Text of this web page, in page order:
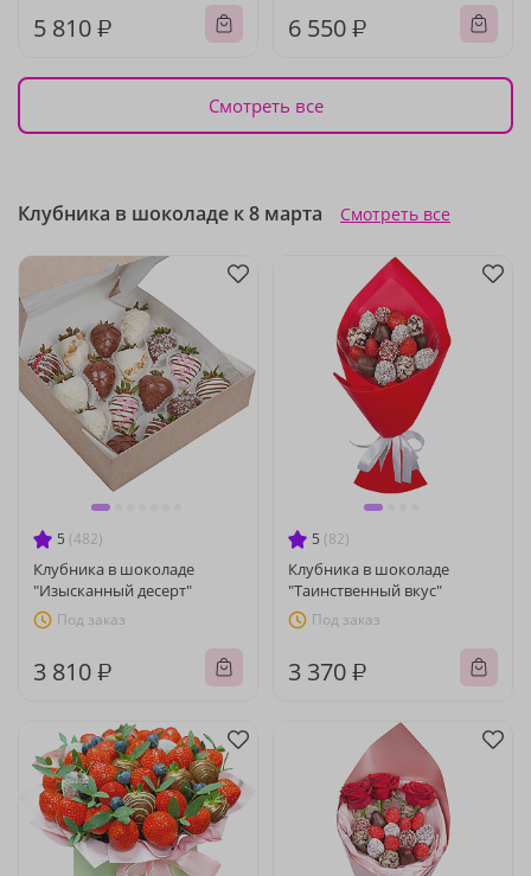
5 810 ₽ 6 550 ₽
Смотреть все
Клубника в шоколаде к 8 марта Смотреть все
5 (482)
Клубника в шоколаде
"Изысканный десерт"
Под заказ
3 810 ₽
5 (82)
Клубника в шоколаде
"Таинственный вкус"
Под заказ
3 370 ₽